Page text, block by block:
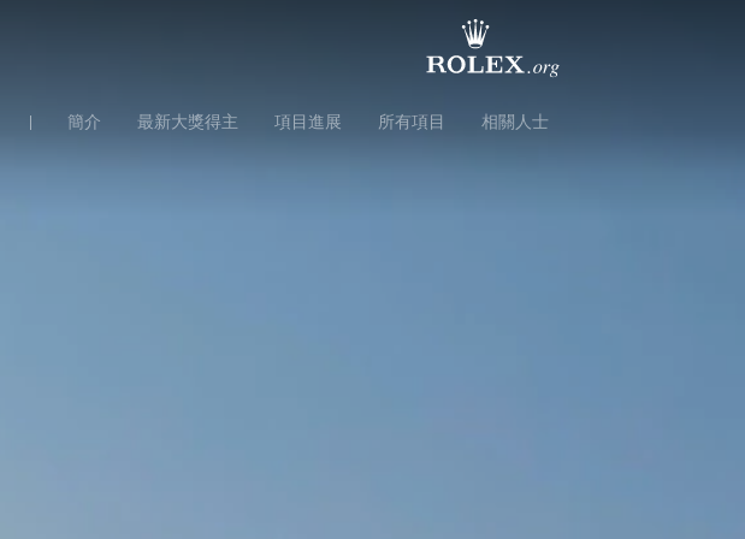
簡介 最新大獎得主 項目進展 所有項目 相關人士